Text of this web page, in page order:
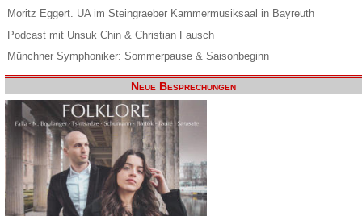
Moritz Eggert. UA im Steingraeber Kammermusiksaal in Bayreuth
Podcast mit Unsuk Chin & Christian Fausch
Münchner Symphoniker: Sommerpause & Saisonbeginn
Neue Besprechungen